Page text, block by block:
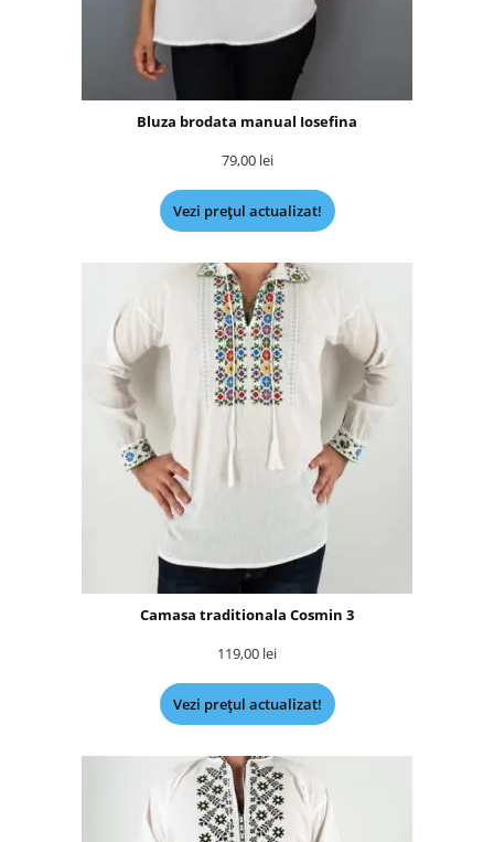
Bluza brodata manual Iosefina
79,00 lei
Vezi prețul actualizat!
Camasa traditionala Cosmin 3
119,00 lei
Vezi prețul actualizat!